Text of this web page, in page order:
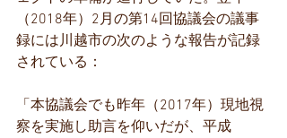
（2018年）2月の第14回協議会の議事
録には川越市の次のような報告が記録
されている：
「本協議会でも昨年（2017年）現地視
察を実施し助言を仰いだが、平成